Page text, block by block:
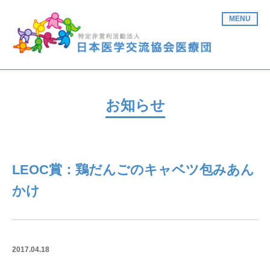
MENU
お知らせ
LEOC賞：鶏だんごのキャベツ包みあん
かけ
2017.04.18